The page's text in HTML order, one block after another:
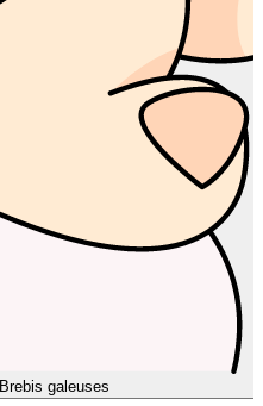
Brebis galeuses